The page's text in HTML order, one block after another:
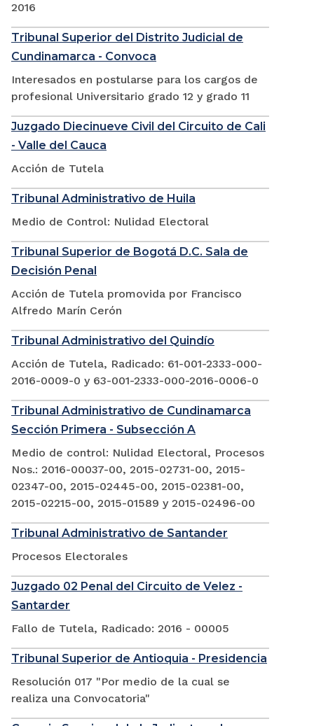
2016
Tribunal Superior del Distrito Judicial de
Cundinamarca - Convoca
Interesados en postularse para los cargos de
profesional Universitario grado 12 y grado 11
Juzgado Diecinueve Civil del Circuito de Cali
- Valle del Cauca
Acción de Tutela
Tribunal Administrativo de Huila
Medio de Control: Nulidad Electoral
Tribunal Superior de Bogotá D.C. Sala de
Decisión Penal
Acción de Tutela promovida por Francisco
Alfredo Marín Cerón
Tribunal Administrativo del Quindío
Acción de Tutela, Radicado: 61-001-2333-000-
2016-0009-0 y 63-001-2333-000-2016-0006-0
Tribunal Administrativo de Cundinamarca
Sección Primera - Subsección A
Medio de control: Nulidad Electoral, Procesos
Nos.: 2016-00037-00, 2015-02731-00, 2015-
02347-00, 2015-02445-00, 2015-02381-00,
2015-02215-00, 2015-01589 y 2015-02496-00
Tribunal Administrativo de Santander
Procesos Electorales
Juzgado 02 Penal del Circuito de Velez -
Santarder
Fallo de Tutela, Radicado: 2016 - 00005
Tribunal Superior de Antioquia - Presidencia
Resolución 017 "Por medio de la cual se
realiza una Convocatoria"